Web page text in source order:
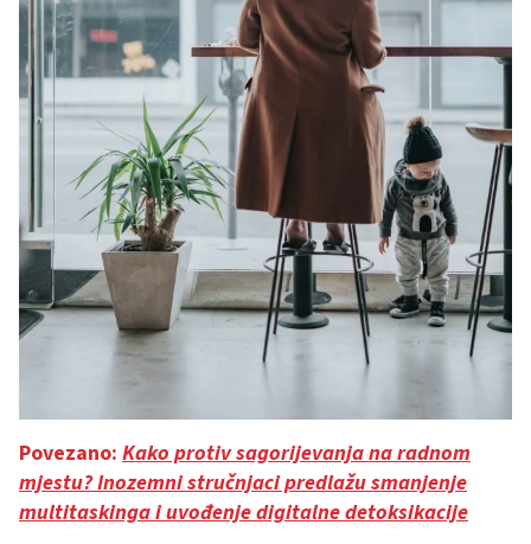
Povezano: Kako protiv sagorijevanja na radnom
mjestu? Inozemni stručnjaci predlažu smanjenje
multitaskinga i uvođenje digitalne detoksikacije